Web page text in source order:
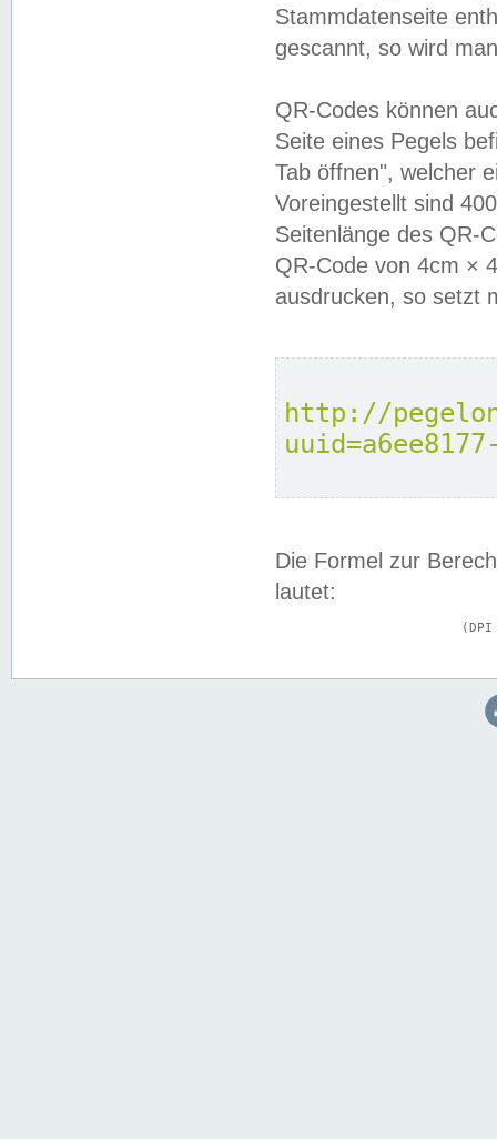
Stammdatenseite
gescannt, so wird
QR-Codes können
Seite eines Pegels
Tab öffnen", welcher
Voreingestellt sind
Seitenlänge des QR-
QR-Code von 4cm ×
ausdrucken, so setzt
http://
Die Formel zur
lautet: